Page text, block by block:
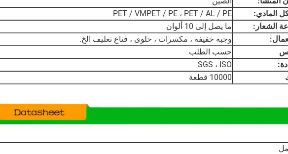
المادي:
PET / VMPET / PE ، PET / AL / PE
الشعار:
ما يصل إلى 10 ألوان
وجبة خفيفة ، مكسرات ، حلوى ، قناع تغليف الخ.
حسب الطلب
SGS ، ISO
10000 قطعة